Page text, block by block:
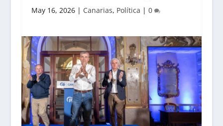
May 16, 2026| Canarias, Política | 0